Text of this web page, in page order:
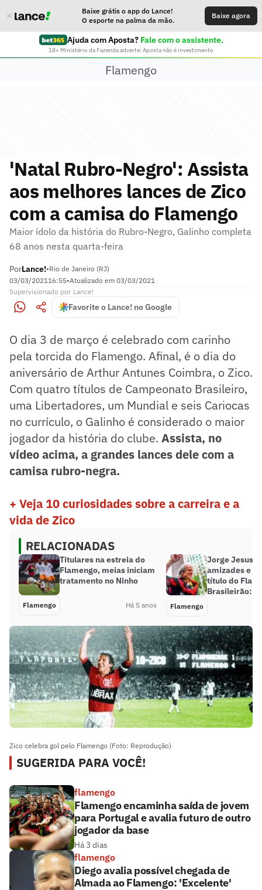
Baixe grátis o app do Lance!
O esporte na palma da mão.
Baixe agora
Ajuda com Aposta? Fale com o assistente.
18+ Ministério da Fazenda adverte: Aposta não é investimento
Flamengo
'Natal Rubro-Negro': Assista
aos melhores lances de Zico
com a camisa do Flamengo
Maior ídolo da história do Rubro-Negro, Galinho completa
68 anos nesta quarta-feira
PorLance!•Rio de Janeiro (RJ)
03/03/202116:55•Atualizado em 03/03/2021
Supervisionado por Lance!
Favorite o Lance! no Google
O dia 3 de março é celebrado com carinho
pela torcida do Flamengo. Afinal, é o dia do
aniversário de Arthur Antunes Coimbra, o Zico.
Com quatro títulos de Campeonato Brasileiro,
uma Libertadores, um Mundial e seis Cariocas
no currículo, o Galinho é considerado o maior
jogador da história do clube. Assista, no
vídeo acima, a grandes lances dele com a
camisa rubro-negra.
+ Veja 10 curiosidades sobre a carreira e a
vida deZico
RELACIONADAS
Titulares na estreia do
Flamengo, meias iniciam
tratamento no Ninho
Flamengo Há 5 anos
Jorge Jesus
amizades e
título do
Brasileirão:
Flamengo
Zico celebra gol pelo Flamengo (Foto: Reprodução)
SUGERIDA PARA VOCÊ!
flamengo
Flamengo encaminha saída de jovem
para Portugal e avalia futuro de outro
jogador da base
Há 3 dias
flamengo
Diego avalia possível chegada de
Almada ao Flamengo: 'Excelente'